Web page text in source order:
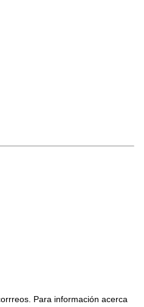
Para información acerca